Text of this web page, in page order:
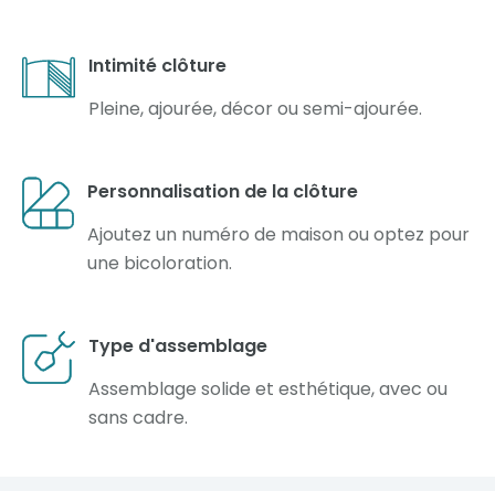
Intimité clôture
Pleine, ajourée, décor ou semi-ajourée.
Personnalisation de la clôture
Ajoutez un numéro de maison ou optez pour
une bicoloration.
Type d'assemblage
Assemblage solide et esthétique, avec ou
sans cadre.